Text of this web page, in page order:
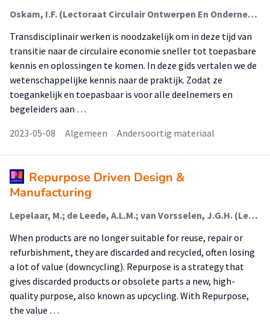
Oskam, I.F. (Lectoraat Circulair Ontwerpen En Ondernemen)
Transdisciplinair werken is noodzakelijk om in deze tijd van
transitie naar de circulaire economie sneller tot toepasbare
kennis en oplossingen te komen. In deze gids vertalen we de
wetenschappelijke kennis naar de praktijk. Zodat ze
toegankelijk en toepasbaar is voor alle deelnemers en
begeleiders aan …
2023-05-08
Algemeen Andersoortig materiaal
Repurpose Driven Design &
Manufacturing
Lepelaar, M.; de Leede, A.L.M.; van Vorsselen, J.G.H. (Lectoraat Circulair Ontwerpen En Ondernemen); Oskam, I.F. (Lectoraat Circulair Ontwerpen En Ondernemen); Diemeer, M.J.S.
When products are no longer suitable for reuse, repair or
refurbishment, they are discarded and recycled, often losing
a lot of value (downcycling). Repurpose is a strategy that
gives discarded products or obsolete parts a new, high-
quality purpose, also known as upcycling. With Repurpose,
the value …